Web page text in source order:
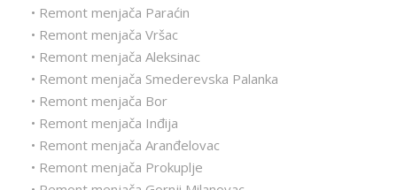
• Remont menjača Paraćin
• Remont menjača Vršac
• Remont menjača Aleksinac
• Remont menjača Smederevska Palanka
• Remont menjača Bor
• Remont menjača Inđija
• Remont menjača Aranđelovac
• Remont menjača Prokuplje